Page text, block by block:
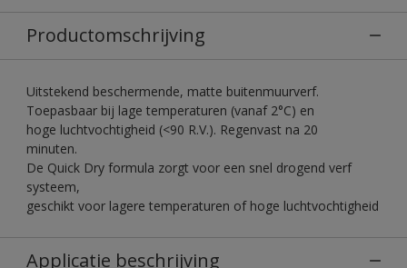
Productomschrijving
Uitstekend beschermende, matte buitenmuurverf.
Toepasbaar bij lage temperaturen (vanaf 2°C) en
hoge luchtvochtigheid (<90 R.V.). Regenvast na 20
minuten.
De Quick Dry formula zorgt voor een snel drogend verf
systeem,
geschikt voor lagere temperaturen of hoge luchtvochtigheid
Applicatie beschrijving